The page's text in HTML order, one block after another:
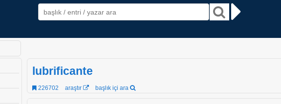
lubrificante
226702 araştır başlık içi ara